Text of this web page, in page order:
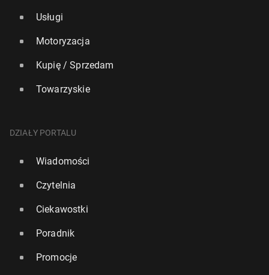
Usługi
Motoryzacja
Kupię / Sprzedam
Towarzyskie
DZIAŁY PORTALU
Wiadomości
Czytelnia
Ciekawostki
Poradnik
Promocje